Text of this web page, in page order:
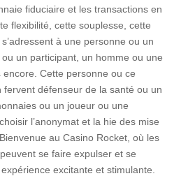
fiduciaire et les transactions en
flexibilité, cette souplesse, cette
à une personne ou un
un participant, un homme ou une
Cette personne ou ce
défenseur de la santé ou un
ou un joueur ou une
l’anonymat et la hie des mise
au Casino Rocket, où les
se faire expulser et se
excitante et stimulante.